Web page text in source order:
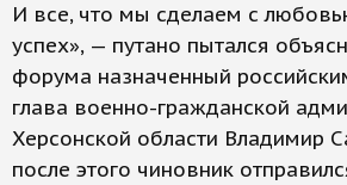
И все, что мы сделаем с
успех», — путано пытался
форума назначенный
глава военно-гражданской
Херсонской области Владимир
после этого чиновник